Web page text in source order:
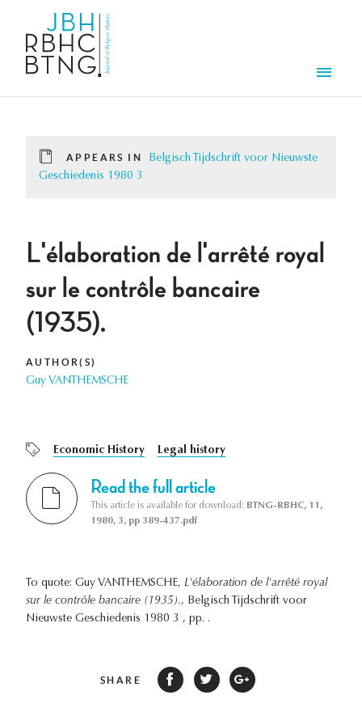
APPEARS IN
Belgisch Tijdschrift voor Nieuwste
Geschiedenis 1980 3
L'élaboration de l'arrêté royal
sur le contrôle bancaire
(1935).
AUTHOR(S)
Guy VANTHEMSCHE
Economic History Legal history
Read the full article
This article is available for download: BTNG-RBHC, 11,
1980, 3, pp 389-437.pdf
To quote: Guy VANTHEMSCHE, L'élaboration de l'arrêté royal
sur le contrôle bancaire (1935)., Belgisch Tijdschrift voor
Nieuwste Geschiedenis 1980 3 , pp. .
SHARE